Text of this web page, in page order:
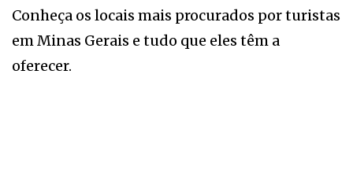
Conheça os locais mais procurados por turistas
em Minas Gerais e tudo que eles têm a
oferecer.